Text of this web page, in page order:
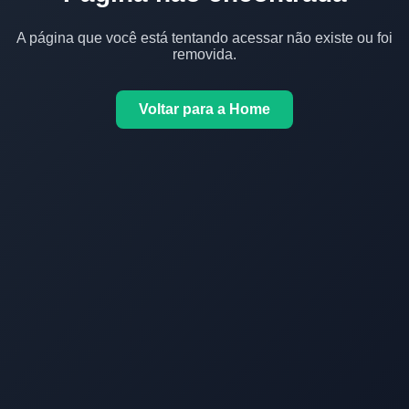
A página que você está tentando acessar não existe ou foi
removida.
Voltar para a Home